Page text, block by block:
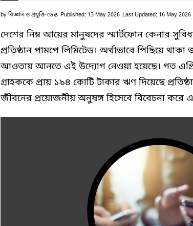
by বিজ্ঞান ও প্রযুক্তি ডেস্ক Published: 13 May 2026 Last Updated: 16 May 2026
দেশের নিম্ন আয়ের মানুষদের স্মার্টফোন কেনার
প্রতিষ্ঠান পামপে লিমিটেড। অর্থাভাবে পিছিয়ে
আওতায় আনতে এই উদ্যোগ নেওয়া হয়েছে। গত
গ্রাহককে প্রায় ১৯৪ কোটি টাকার ঋণ দিয়েছে
জীবনের প্রয়োজনীয় অনুষঙ্গ হিসেবে বিবেচনা করে